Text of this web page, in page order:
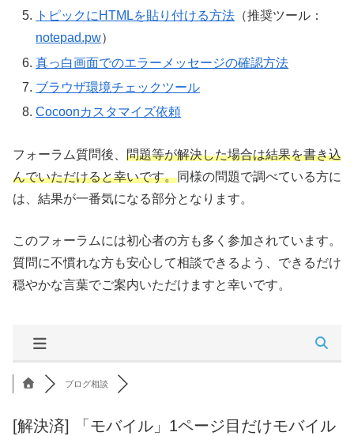
トピックにHTMLを貼り付ける方法 （推奨ツール：
notepad.pw）
真っ白画面でのエラーメッセージの確認方法
ブラウザ環境チェックツール
Cocoonカスタマイズ依頼
フォーラム質問後、 問題等が解決した場合は結果を書き込
んでいただけると幸いです。同様の問題で調べている方に
は、結果が一番気になる部分となります。
このフォーラムには初心者の方も多く参加されています。
質問に不慣れな方も安心して相談できるよう、できるだけ
穏やかな言葉でご案内いただけますと幸いです。
ブログ相談
[解決済] 「モバイル」1ページ目だけモバイル